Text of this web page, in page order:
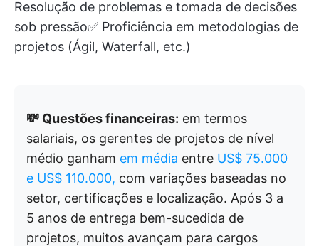
Resolução de problemas e tomada de decisões
sob pressão✅ Proficiência em metodologias de
projetos (Ágil, Waterfall, etc.)
💸 Questões financeiras: em termos
salariais, os gerentes de projetos de nível
médio ganham em média entre US$ 75.000
e US$ 110.000, com variações baseadas no
setor, certificações e localização. Após 3 a
5 anos de entrega bem-sucedida de
projetos, muitos avançam para cargos